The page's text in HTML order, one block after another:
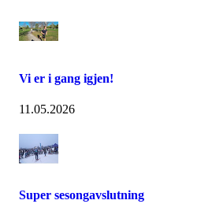
Vi er i gang igjen!
11.05.2026
Super sesongavslutning